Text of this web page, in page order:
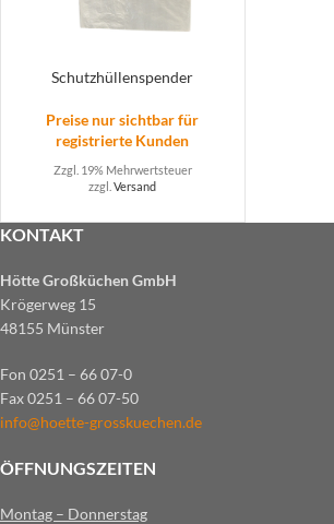
Schutzhüllenspender
Preise nur sichtbar für
registrierte Kunden
Zzgl. 19% Mehrwertsteuer
zzgl.Versand
KONTAKT
Hötte Großküchen GmbH
Krögerweg 15
48155 Münster
Fon 0251 – 66 07-0
Fax 0251 – 66 07-50
info@hoette-grosskuechen.de
ÖFFNUNGSZEITEN
Montag – Donnerstag